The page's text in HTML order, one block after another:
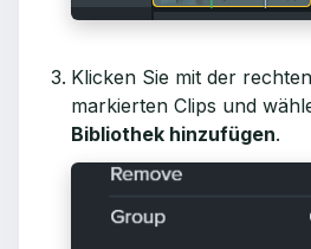
Klicken Sie mit der
markierten Clips und
Bibliothek hinzufügen.